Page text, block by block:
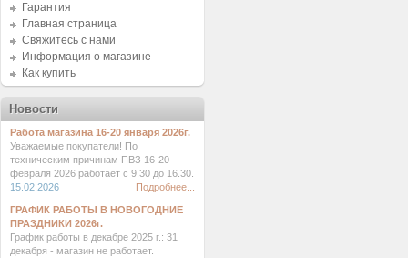
Гарантия
Главная страница
Свяжитесь с нами
Информация о магазине
Как купить
Новости
Работа магазина 16-20 января 2026г.
Уважаемые покупатели! По
техническим причинам ПВЗ 16-20
февраля 2026 работает с 9.30 до 16.30.
15.02.2026
Подробнее...
ГРАФИК РАБОТЫ В НОВОГОДНИЕ
ПРАЗДНИКИ 2026г.
График работы в декабре 2025 г.: 31
декабря - магазин не работает.